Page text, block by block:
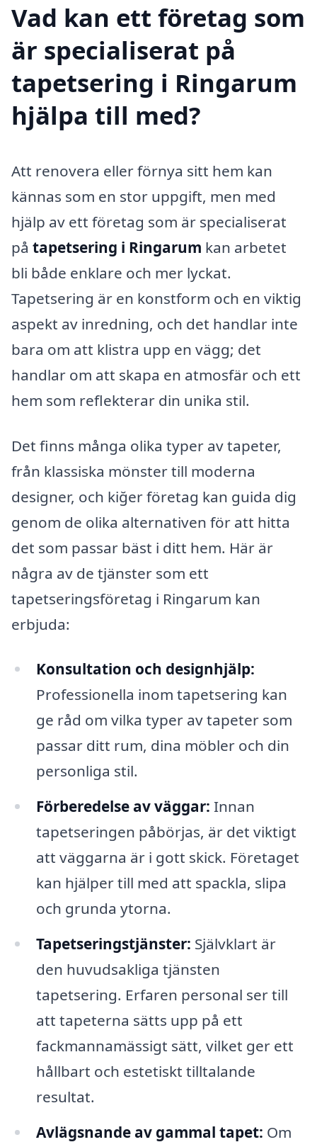
Vad kan ett företag som
är specialiserat på
tapetsering i Ringarum
hjälpa till med?
Att renovera eller förnya sitt hem kan
kännas som en stor uppgift, men med
hjälp av ett företag som är specialiserat
på tapetsering i Ringarum kan arbetet
bli både enklare och mer lyckat.
Tapetsering är en konstform och en viktig
aspekt av inredning, och det handlar inte
bara om att klistra upp en vägg; det
handlar om att skapa en atmosfär och ett
hem som reflekterar din unika stil.
Det finns många olika typer av tapeter,
från klassiska mönster till moderna
designer, och kiğer företag kan guida dig
genom de olika alternativen för att hitta
det som passar bäst i ditt hem. Här är
några av de tjänster som ett
tapetseringsföretag i Ringarum kan
erbjuda:
Konsultation och designhjälp:
Professionella inom tapetsering kan
ge råd om vilka typer av tapeter som
passar ditt rum, dina möbler och din
personliga stil.
Förberedelse av väggar: Innan
tapetseringen påbörjas, är det viktigt
att väggarna är i gott skick. Företaget
kan hjälper till med att spackla, slipa
och grunda ytorna.
Tapetseringstjänster: Självklart är
den huvudsakliga tjänsten
tapetsering. Erfaren personal ser till
att tapeterna sätts upp på ett
fackmannamässigt sätt, vilket ger ett
hållbart och estetiskt tilltalande
resultat.
Avlägsnande av gammal tapet: Om